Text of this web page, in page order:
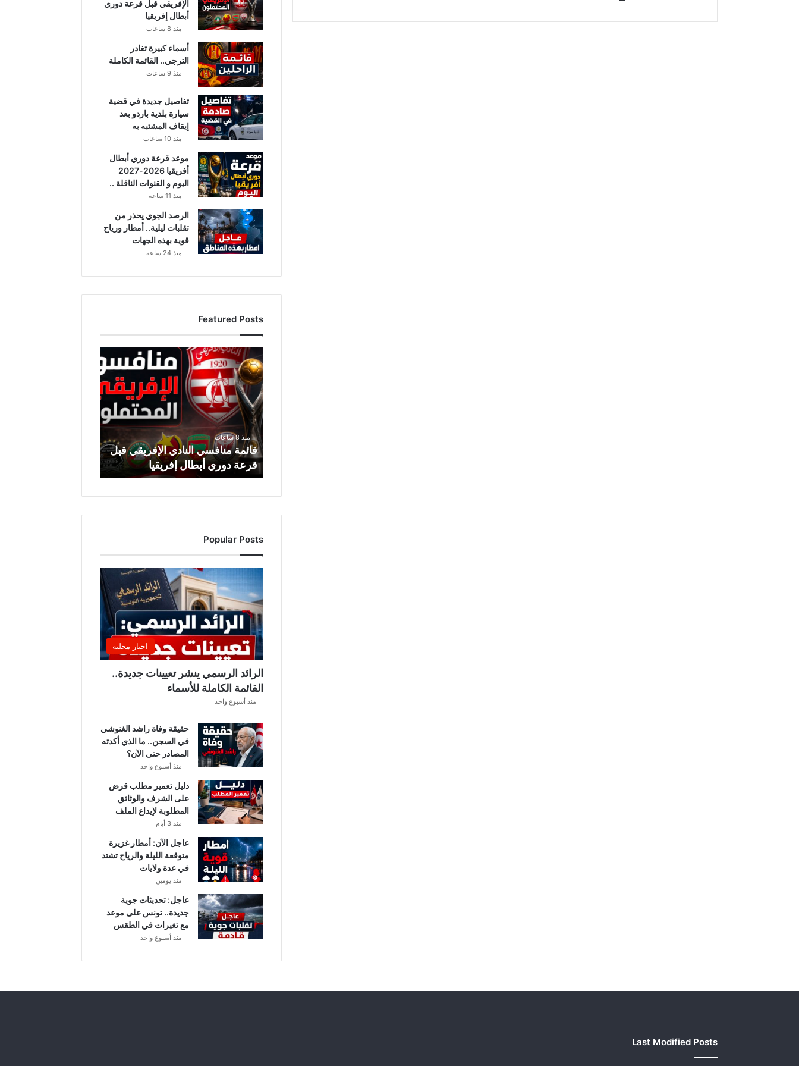
الإفريقي قبل قرعة دوري
أبطال إفريقيا
منذ 8 ساعات
أسماء كبيرة تغادر
الترجي.. القائمة الكاملة
منذ 9 ساعات
تفاصيل جديدة في قضية
سيارة بلدية باردو بعد
إيقاف المشتبه به
منذ 10 ساعات
موعد قرعة دوري أبطال
أفريقيا 2026-2027
اليوم و القنوات الناقلة ..
منذ 11 ساعة
الرصد الجوي يحذر من
تقلبات ليلية.. أمطار ورياح
قوية بهذه الجهات
منذ 24 ساعة
Featured Posts
ق
ا
ئ
م
ة
م
ن
ا
ف
س
ي
ن
د
ي
ا
ف
ر
ي
ق
ي
ب
ل
ع
ة
د
و
ر
ي
أ
ب
ا
ل
إ
ف
ق
ي
ا
منذ 8 ساعات
قائمة منافسي النادي الإفريقي قبل
قرعة دوري أبطال إفريقيا
Popular Posts
اخبار محلية
الرائد الرسمي ينشر تعيينات جديدة..
القائمة الكاملة للأسماء
منذ أسبوع واحد
حقيقة وفاة راشد الغنوشي
في السجن.. ما الذي أكدته
المصادر حتى الآن؟
منذ أسبوع واحد
دليل تعمير مطلب قرض
على الشرف والوثائق
المطلوبة لإيداع الملف
منذ 3 أيام
عاجل الآن: أمطار غزيرة
متوقعة الليلة والرياح تشتد
في عدة ولايات
منذ يومين
عاجل: تحديثات جوية
جديدة.. تونس على موعد
مع تغيرات في الطقس
منذ أسبوع واحد
Last Modified Posts